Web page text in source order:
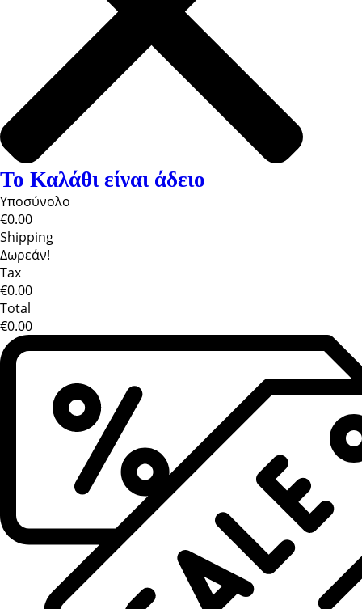
Το Καλάθι είναι άδειο
Υποσύνολο
€0.00
Shipping
Δωρεάν!
Tax
€0.00
Total
€0.00